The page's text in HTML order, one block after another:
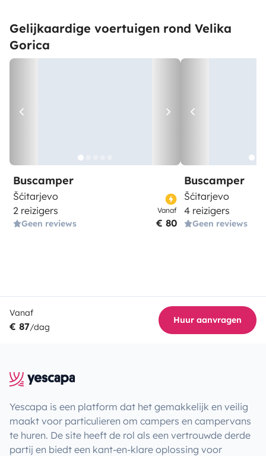
Gelijkaardige voertuigen rond Velika
Gorica
Buscamper
Šćitarjevo
2 reizigers
Geen reviews
Vanaf
€ 80
Buscamper
Šćitarjevo
4 reizigers
Geen reviews
Vanaf
€ 87/dag
Huur aanvragen
Yescapa is een platform dat het gemakkelijk en veilig
maakt voor particulieren om campers en campervans
te huren. De site heeft de rol als een vertrouwde derde
partij en biedt een kant-en-klare oplossing voor